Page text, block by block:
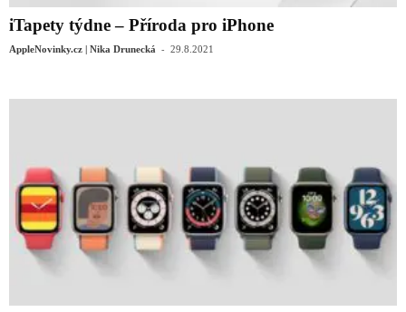
iTapety týdne – Příroda pro iPhone
AppleNovinky.cz | Nika Drunecká - 29.8.2021